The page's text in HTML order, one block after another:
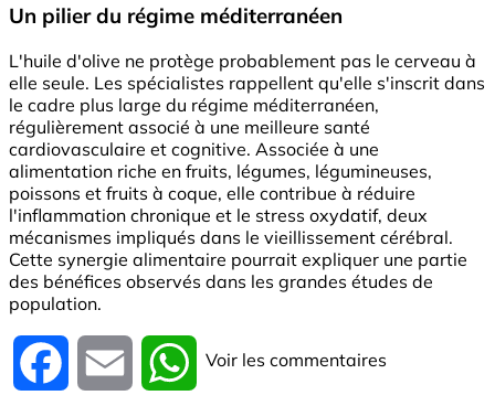
Un pilier du régime méditerranéen
L'huile d'olive ne protège probablement pas le cerveau à
elle seule. Les spécialistes rappellent qu'elle s'inscrit dans
le cadre plus large du régime méditerranéen,
régulièrement associé à une meilleure santé
cardiovasculaire et cognitive. Associée à une
alimentation riche en fruits, légumes, légumineuses,
poissons et fruits à coque, elle contribue à réduire
l'inflammation chronique et le stress oxydatif, deux
mécanismes impliqués dans le vieillissement cérébral.
Cette synergie alimentaire pourrait expliquer une partie
des bénéfices observés dans les grandes études de
population.
Facebook Email WhatsApp
Voir les commentaires